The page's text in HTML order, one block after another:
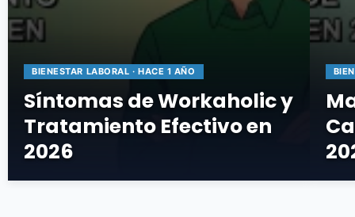
BIENESTAR LABORAL · HACE 1 AÑO
Síntomas de Workaholic y
Tratamiento Efectivo en
2026